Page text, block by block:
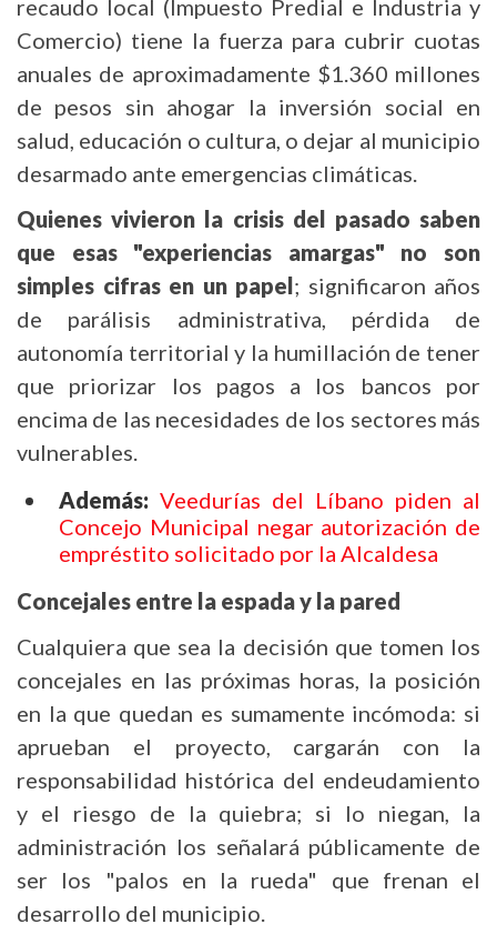
recaudo local (Impuesto Predial e Industria y
Comercio) tiene la fuerza para cubrir cuotas
anuales de aproximadamente $1.360 millones
de pesos sin ahogar la inversión social en
salud, educación o cultura, o dejar al municipio
desarmado ante emergencias climáticas.
Quienes vivieron la crisis del pasado saben
que esas "experiencias amargas" no son
simples cifras en un papel; significaron años
de parálisis administrativa, pérdida de
autonomía territorial y la humillación de tener
que priorizar los pagos a los bancos por
encima de las necesidades de los sectores más
vulnerables.
Además: Veedurías del Líbano piden al
Concejo Municipal negar autorización de
empréstito solicitado por la Alcaldesa
Concejales entre la espada y la pared
Cualquiera que sea la decisión que tomen los
concejales en las próximas horas, la posición
en la que quedan es sumamente incómoda: si
aprueban el proyecto, cargarán con la
responsabilidad histórica del endeudamiento
y el riesgo de la quiebra; si lo niegan, la
administración los señalará públicamente de
ser los "palos en la rueda" que frenan el
desarrollo del municipio.